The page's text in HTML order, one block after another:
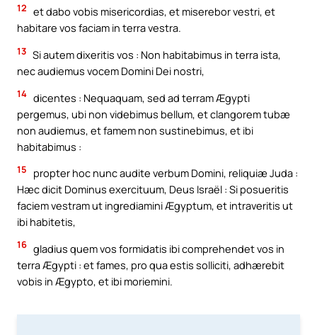
12 et dabo vobis misericordias, et miserebor vestri, et
habitare vos faciam in terra vestra.
13 Si autem dixeritis vos : Non habitabimus in terra ista,
nec audiemus vocem Domini Dei nostri,
14 dicentes : Nequaquam, sed ad terram Ægypti
pergemus, ubi non videbimus bellum, et clangorem tubæ
non audiemus, et famem non sustinebimus, et ibi
habitabimus :
15
propter hoc nunc audite verbum Domini, reliquiæ Juda :
Hæc dicit Dominus exercituum, Deus Israël : Si posueritis
faciem vestram ut ingrediamini Ægyptum, et intraveritis ut
ibi habitetis,
16 gladius quem vos formidatis ibi comprehendet vos in
terra Ægypti : et fames, pro qua estis solliciti, adhærebit
vobis in Ægypto, et ibi moriemini.